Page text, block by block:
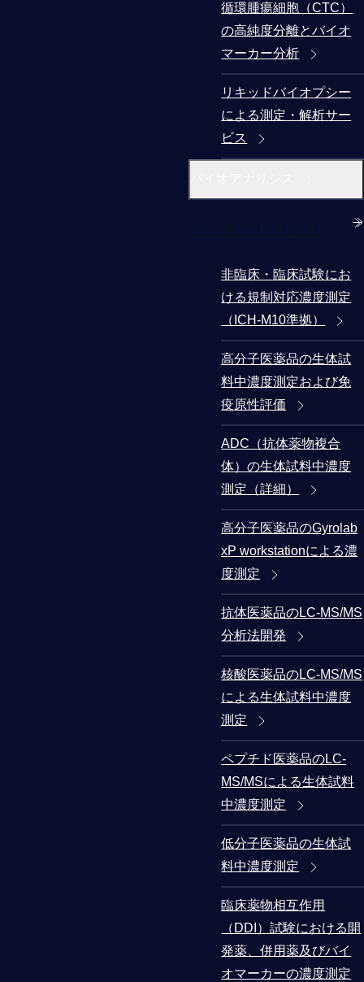
循環腫瘍細胞（CTC）
の高純度分離とバイオ
マーカー分析
リキッドバイオプシー
による測定・解析サー
ビス
非臨床・臨床試験にお
ける規制対応濃度測定
（ICH-M10準拠）
高分子医薬品の生体試
料中濃度測定および免
疫原性評価
ADC（抗体薬物複合
体）の生体試料中濃度
測定（詳細）
高分子医薬品のGyrolab
xP workstationによる濃
度測定
抗体医薬品のLC-MS/MS
分析法開発
核酸医薬品のLC-MS/MS
による生体試料中濃度
測定
ペプチド医薬品のLC-
MS/MSによる生体試料
中濃度測定
低分子医薬品の生体試
料中濃度測定
臨床薬物相互作用
（DDI）試験における開
発薬、併用薬及びバイ
オマーカーの濃度測定